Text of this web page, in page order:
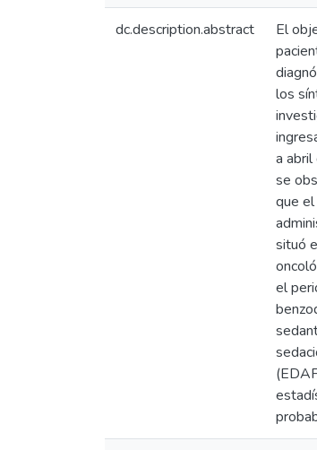
dc.description.abstract
El
los
a
se
que
situó
el